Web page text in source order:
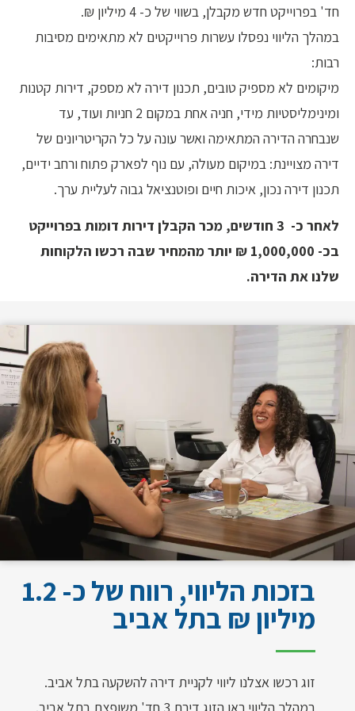
חד' בפרוייקט חדש מקבלן, בשווי של כ- 4 מיליון ₪.
במהלך הליווי נפסלו עשרות פרוייקטים לא מתאימים מסיבות
רבות:
מיקומים לא מספיק טובים, תכנון דירה לא מספק, דירות קטנות
ומינימליסטיות מידי, חניה אחת במקום 2 חניות ועוד, עד
שנבחרה הדירה המתאימה ואשר עונה על כל הקריטריונים של
דירה מצויינת: במיקום מעולה, עם נוף לפארק פתוח ורחב ידיים,
תכנון דירה נכון, איכות חיים ופוטנציאל גבוה לעליית ערך.
לאחר כ- 3 חודשים, מכר הקבלן דירות דומות בפרוייקט
בכ- 1,000,000 ₪ יותר מהמחיר שבה רכשו הלקוחות
שלנו את הדירה.
בזכות הליווי, רווח של כ- 1.2
מיליון ₪ בתל אביב
זוג רכשו אצלנו ליווי לקניית דירה להשקעה בתל אביב.